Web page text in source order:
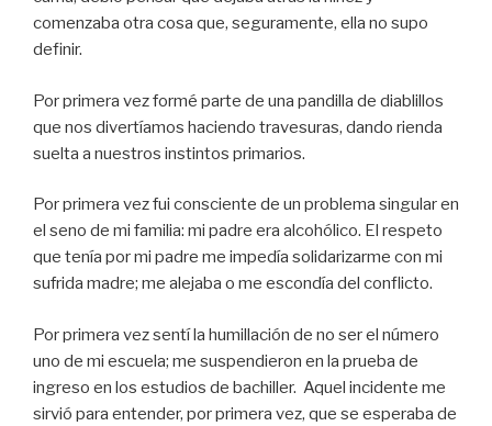
comenzaba otra cosa que, seguramente, ella no supo
definir.
Por primera vez formé parte de una pandilla de diablillos
que nos divertíamos haciendo travesuras, dando rienda
suelta a nuestros instintos primarios.
Por primera vez fui consciente de un problema singular en
el seno de mi familia: mi padre era alcohólico. El respeto
que tenía por mi padre me impedía solidarizarme con mi
sufrida madre; me alejaba o me escondía del conflicto.
Por primera vez sentí la humillación de no ser el número
uno de mi escuela; me suspendieron en la prueba de
ingreso en los estudios de bachiller. Aquel incidente me
sirvió para entender, por primera vez, que se esperaba de